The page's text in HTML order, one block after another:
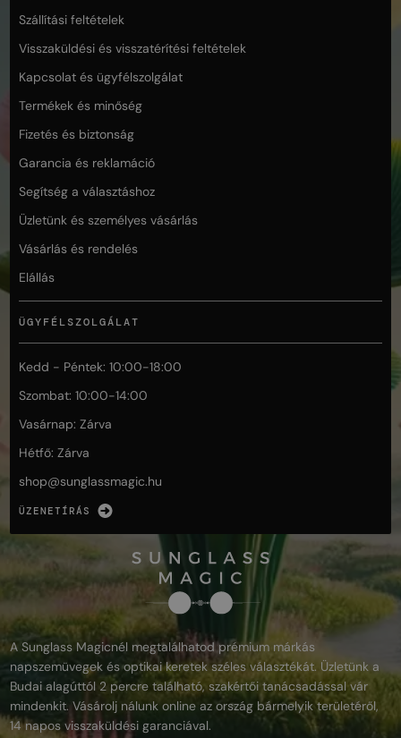
Szállítási feltételek
Visszaküldési és visszatérítési feltételek
Kapcsolat és ügyfélszolgálat
Termékek és minőség
Fizetés és biztonság
Garancia és reklamáció
Segítség a választáshoz
Üzletünk és személyes vásárlás
Vásárlás és rendelés
Elállás
ÜGYFÉLSZOLGÁLAT
Kedd - Péntek: 10:00-18:00
Szombat: 10:00-14:00
Vasárnap: Zárva
Hétfő: Zárva
shop@sunglassmagic.hu
ÜZENETÍRÁS
A Sunglass Magicnél megtalálhatod prémium márkás
napszemüvegek és optikai keretek széles választékát. Üzletünk a
Budai alagúttól 2 percre található, szakértői tanácsadással vár
mindenkit. Vásárolj nálunk online az ország bármelyik területéről,
14 napos visszaküldési garanciával.